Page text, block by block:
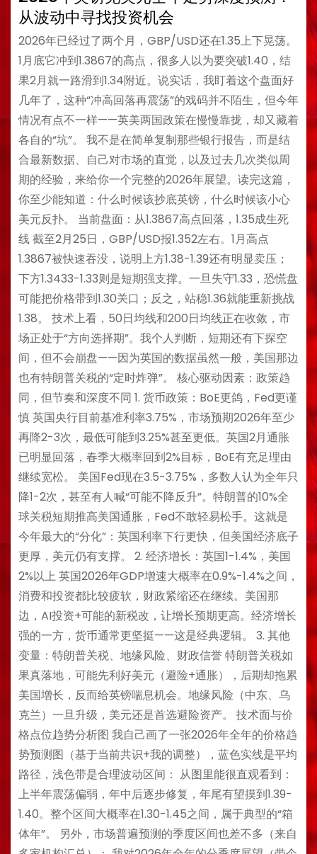
从波动中寻找投资机会
2026年已经过了两个月，GBP/USD还在1.35上下晃荡。
1月底它冲到1.3867的高点，很多人以为要突破1.40，结
果2月就一路滑到1.34附近。说实话，我盯着这个盘面好
几年了，这种“冲高回落再震荡”的戏码并不陌生，但今年
情况有点不一样——英美两国政策在慢慢靠拢，却又藏着
各自的“坑”。 我不是在简单复制那些银行报告，而是结
合最新数据、自己对市场的直觉，以及过去几次类似周
期的经验，来给你一个完整的2026年展望。读完这篇，
你至少能知道：什么时候该抄底英镑，什么时候该小心
美元反扑。 当前盘面：从1.3867高点回落，1.35成生死
线 截至2月25日，GBP/USD报1.352左右。1月高点
1.3867被快速吞没，说明上方1.38-1.39还有明显卖压；
下方1.3433-1.33则是短期强支撑。一旦失守1.33，恐慌盘
可能把价格带到1.30关口；反之，站稳1.36就能重新挑战
1.38。 技术上看，50日均线和200日均线正在收敛，市
场正处于“方向选择期”。我个人判断，短期还有下探空
间，但不会崩盘——因为英国的数据虽然一般，美国那边
也有特朗普关税的“定时炸弹”。 核心驱动因素：政策趋
同，但节奏和深度不同 1. 货币政策：BoE更鸽，Fed更谨
慎 英国央行目前基准利率3.75%，市场预期2026年至少
再降2-3次，最低可能到3.25%甚至更低。英国2月通胀
已明显回落，春季大概率回到2%目标，BoE有充足理由
继续宽松。 美国Fed现在3.5-3.75%，多数人认为全年只
降1-2次，甚至有人喊“可能不降反升”。特朗普的10%全
球关税短期推高美国通胀，Fed不敢轻易松手。这就是
今年最大的“分化”：英国利率下行更快，但美国经济底子
更厚，美元仍有支撑。 2. 经济增长：英国1-1.4%，美国
2%以上 英国2026年GDP增速大概率在0.9%-1.4%之间，
消费和投资都比较疲软，财政紧缩还在继续。美国那
边，AI投资+可能的新税改，让增长预期更高。经济增长
强的一方，货币通常更坚挺——这是经典逻辑。 3. 其他
变量：特朗普关税、地缘风险、财政信誉 特朗普关税如
果真落地，可能先利好美元（避险+通胀），后期却拖累
美国增长，反而给英镑喘息机会。地缘风险（中东、乌
克兰）一旦升级，美元还是首选避险资产。 技术面与价
格点位趋势分析图 我自己画了一张2026年全年的价格趋
势预测图（基于当前共识+我的调整），蓝色实线是平均
路径，浅色带是合理波动区间： 从图里能很直观看到：
上半年震荡偏弱，年中后逐步修复，年尾有望摸到1.39-
1.40。整个区间大概率在1.30-1.45之间，属于典型的“箱
体年”。 另外，市场普遍预测的季度区间也差不多（来自